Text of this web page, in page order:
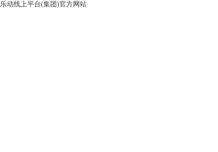
乐动线上平台(集团)官方网站